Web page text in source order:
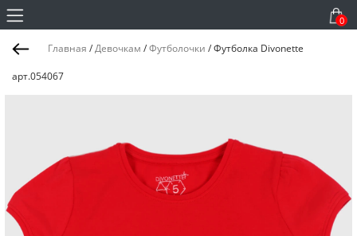
0
Главная /Девочкам /Футболочки /Футболка Divonette
арт.054067